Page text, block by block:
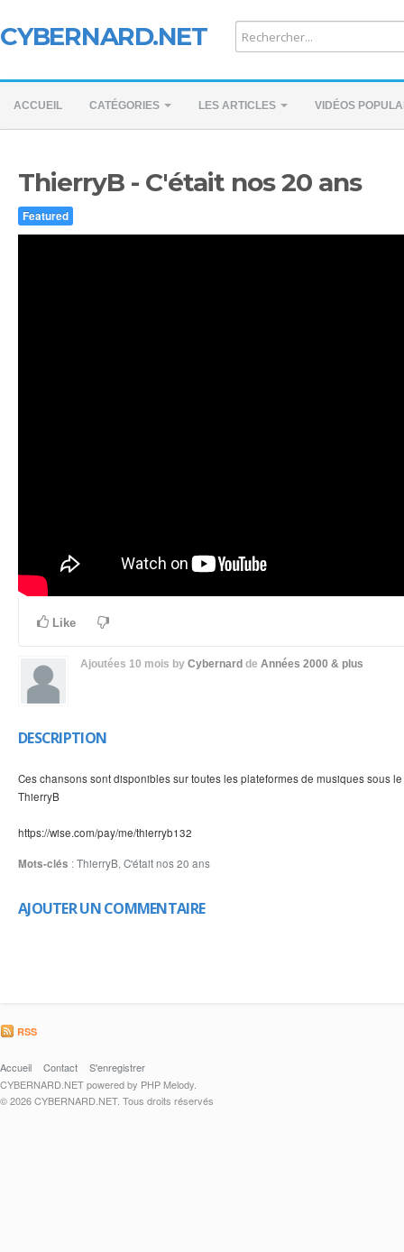
CYBERNARD.NET
ACCUEIL CATÉGORIES LES ARTICLES VIDÉOS
ThierryB - C'était nos 20 ans
Featured
Like
Ajoutées 10 mois by Cybernard de Années 2000 & plus
DESCRIPTION
Ces chansons sont disponibles sur toutes les plateformes de musiques sous
ThierryB
https://wise.com/pay/me/thierryb132
Mots-clés :ThierryB, C'était nos 20 ans
AJOUTER UN COMMENTAIRE
RSS
Accueil Contact
S'enregistrer
CYBERNARD.NET powered by PHP Melody.
© 2026 CYBERNARD.NET. Tous droits réservés